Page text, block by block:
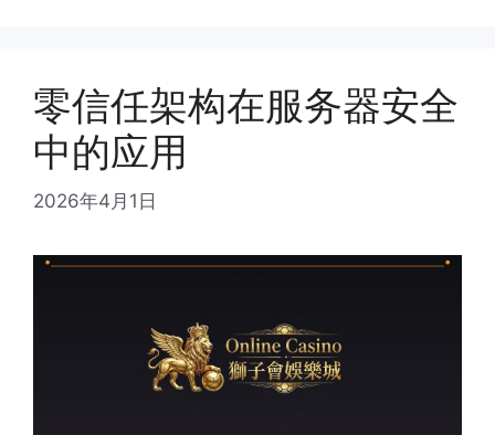
零信任架构在服务器安全
中的应用
2026年4月1日